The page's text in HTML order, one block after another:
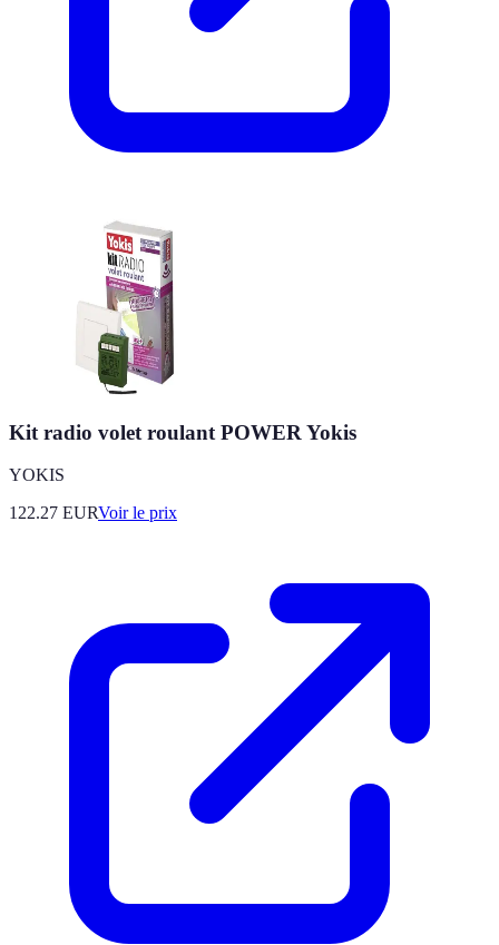
Kit radio volet roulant POWER Yokis
YOKIS
122.27 EURVoir le prix